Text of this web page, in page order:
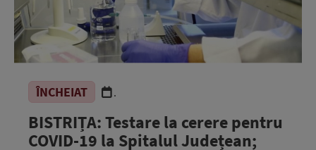
ÎNCHEIAT .
BISTRIȚA: Testare la cerere pentru
COVID-19 la Spitalul Județean;